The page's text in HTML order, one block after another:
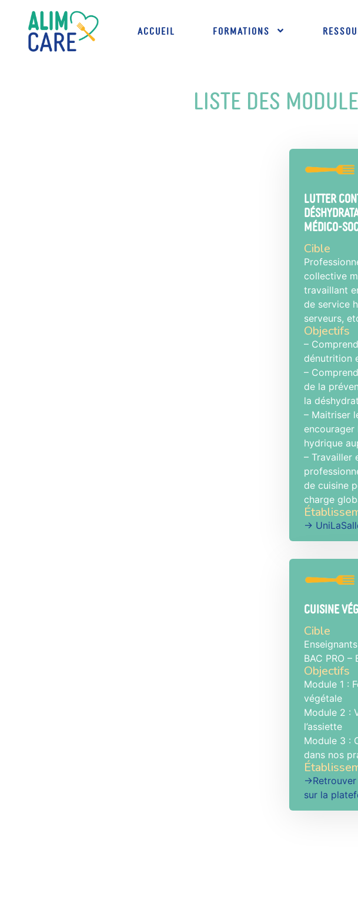
Accueil Formations
Liste des
Lutter
médico-
Cible
collective
travaillant
de service
serveurs,
Objectifs
–
dénutrition
–
de la
la
– Maitriser
hydrique
– Travailler
de cuisine
charge
→
Cuisine
Cible
BAC PRO –
Objectifs
Module 1 :
végétale
Module 2 :
l’assiette
Module 3 :
dans nos
sur la